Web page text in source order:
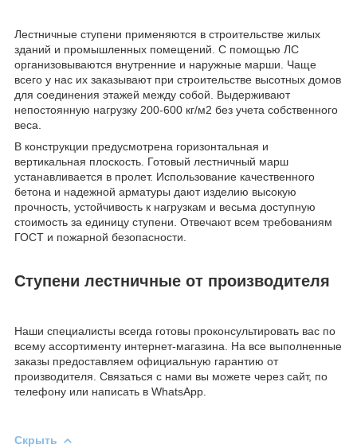
Лестничные ступени применяются в строительстве жилых
зданий и промышленных помещений. С помощью ЛС
организовываются внутренние и наружные марши. Чаще
всего у нас их заказывают при строительстве высотных домов
для соединения этажей между собой. Выдерживают
непостоянную нагрузку 200-600 кг/м2 без учета собственного
веса.
В конструкции предусмотрена горизонтальная и
вертикальная плоскость. Готовый лестничный марш
устанавливается в пролет. Использование качественного
бетона и надежной арматуры дают изделию высокую
прочность, устойчивость к нагрузкам и весьма доступную
стоимость за единицу ступени. Отвечают всем требованиям
ГОСТ и пожарной безопасности.
Ступени лестничные от производителя
Наши специалисты всегда готовы проконсультировать вас по
всему ассортименту интернет-магазина. На все выполненные
заказы предоставляем официальную гарантию от
производителя. Связаться с нами вы можете через сайт, по
телефону или написать в WhatsApp.
Скрыть